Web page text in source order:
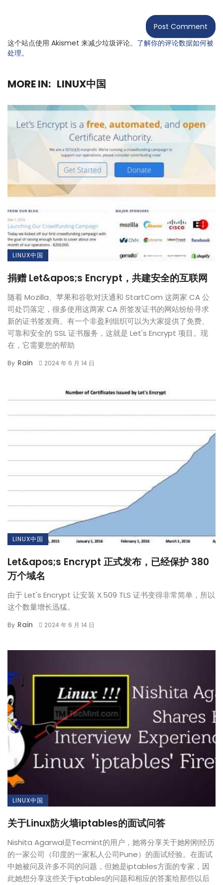
这个站点使用 Akismet 来减少垃圾评论。 了解你的评论数据如何被
处理。
MORE IN: LINUX中国
LINUX中国
捐赠 Let&apos;s Encrypt，共建安全的互联网
随着 Mozilla、苹果和谷歌对沃通和 StartCom 这两家 CA 公
司处罚落定，很多使用这两家 CA 所签发证书的网站纷纷寻求
新的证书签发商。有一个非盈利组织可以为大家提供了免费、
可靠和安全的 SSL 证书服务，这就是 Let's Encrypt 项目。现
在，它需要您的帮助
By Rain 2024 年 6 月 14 日
LINUX中国
Let&apos;s Encrypt 正式发布，已经保护 380
万个域名
由于 Let's Encrypt 让安装 X.509 TLS 证书变得非常简单，所以
这个数量增长迅猛。
By Rain 2024 年 6 月 14 日
LINUX中国
关于Linux防火墙iptables的面试问答
Nishita Agarwal是Tecmint的用户，她将分享关于她刚刚经历
的一家公司（印度的一家私人公司Pune）的面试经验。在面试
中她被问及许多不同的问题，但她是iptables方面的专家，因
此她想分享这些关于iptables的问题和相应的答案给那些以后